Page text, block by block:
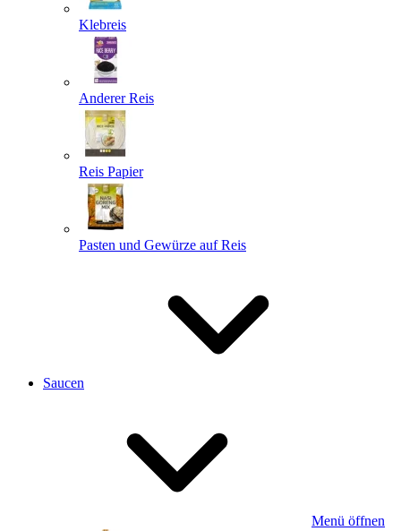
Klebreis
Anderer Reis
Reis Papier
Pasten und Gewürze auf Reis
Saucen
Menü öffnen